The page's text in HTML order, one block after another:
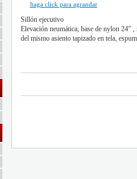
haga click para agrandar
Sillón ejecutivo
Elevación neumática, base de nylon 24"
del mismo asiento tapizado en tela,